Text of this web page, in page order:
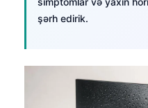
şərh edirik.